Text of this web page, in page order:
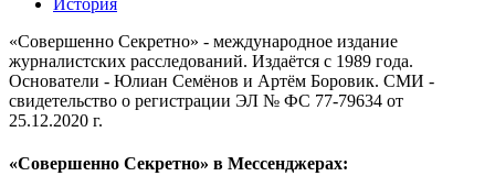
История
«Совершенно Секретно» - международное издание
журналистских расследований. Издаётся с 1989 года.
Основатели - Юлиан Семёнов и Артём Боровик. CМИ -
свидетельство о регистрации ЭЛ № ФС 77-79634 от
25.12.2020 г.
«Совершенно Секретно» в Мессенджерах: